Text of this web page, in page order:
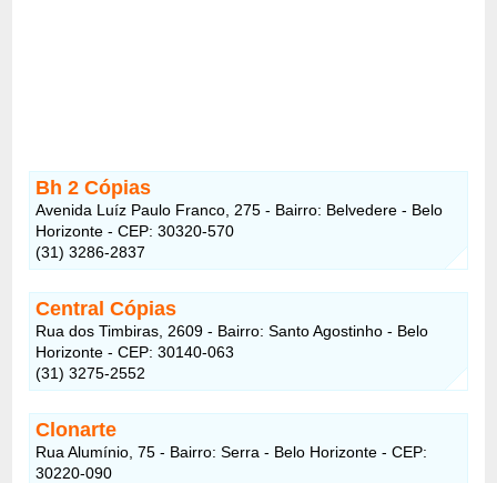
Bh 2 Cópias
Avenida Luíz Paulo Franco, 275 - Bairro: Belvedere - Belo
Horizonte - CEP: 30320-570
(31) 3286-2837
Central Cópias
Rua dos Timbiras, 2609 - Bairro: Santo Agostinho - Belo
Horizonte - CEP: 30140-063
(31) 3275-2552
Clonarte
Rua Alumínio, 75 - Bairro: Serra - Belo Horizonte - CEP:
30220-090